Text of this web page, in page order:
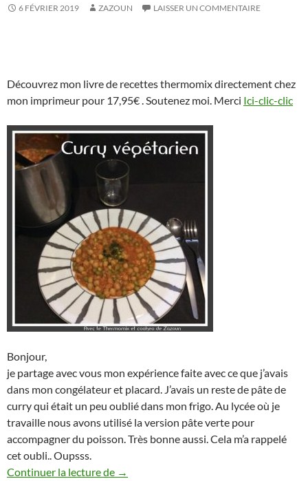
6 FÉVRIER 2019 ZAZOUN LAISSER UN COMMENTAIRE
Découvrez mon livre de recettes thermomix directement chez
mon imprimeur pour 17,95€ . Soutenez moi. Merci Ici-clic-clic
Bonjour,
je partage avec vous mon expérience faite avec ce que j’avais
dans mon congélateur et placard. J’avais un reste de pâte de
curry qui était un peu oublié dans mon frigo. Au lycée où je
travaille nous avons utilisé la version pâte verte pour
accompagner du poisson. Très bonne aussi. Cela m’a rappelé
cet oubli.. Oupsss.
Continuer la lecture de Curry végétarien au thermomix
→